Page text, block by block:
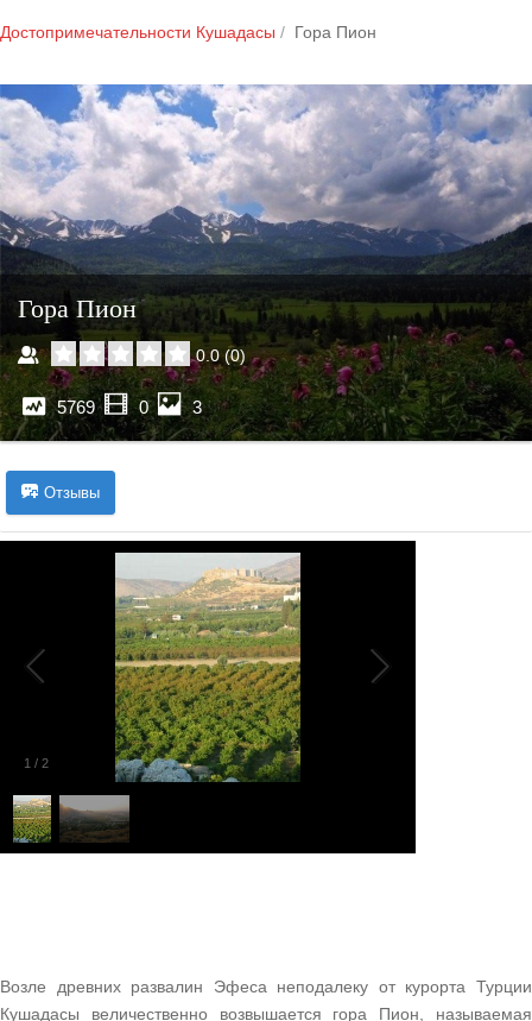
Достопримечательности Кушадасы Гора Пион
Гора Пион
0.0(0)
5769 0 3
Отзывы
1 / 2
Возле древних развалин Эфеса неподалеку от курорта Турции
Кушадасы величественно возвышается гора Пион, называемая